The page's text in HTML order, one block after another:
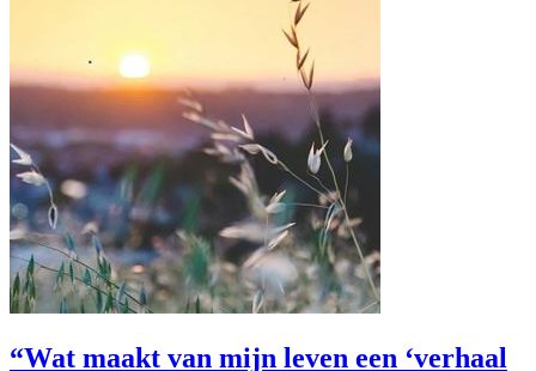
“Wat maakt van mijn leven een ‘verhaal